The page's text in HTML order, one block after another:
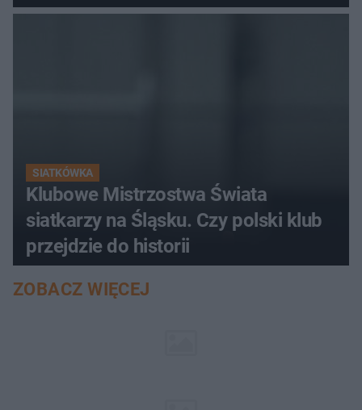
SIATKÓWKA
Klubowe Mistrzostwa Świata
siatkarzy na Śląsku. Czy polski klub
przejdzie do historii
ZOBACZ WIĘCEJ